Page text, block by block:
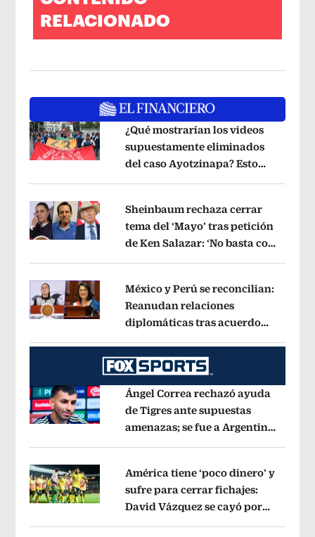
RELACIONADO
Opens in new window
¿Qué mostrarían los videos
supuestamente eliminados
del caso Ayotzinapa? Esto
Opens in new window
Sheinbaum rechaza cerrar
tema del ‘Mayo’ tras petición
de Ken Salazar: ‘No basta con
Opens in new window
México y Perú se reconcilian:
Reanudan relaciones
diplomáticas tras acuerdo
Opens in new window
Ángel Correa rechazó ayuda
de Tigres ante supuestas
amenazas; se fue a Argentina
Opens in new window
América tiene ‘poco dinero’ y
sufre para cerrar fichajes:
David Vázquez se cayó por